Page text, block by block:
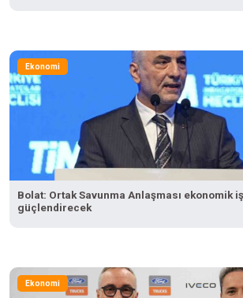
Ekonomi
Bolat: Ortak Savunma Anlaşması ekonomik
güçlendirecek
Ekonomi